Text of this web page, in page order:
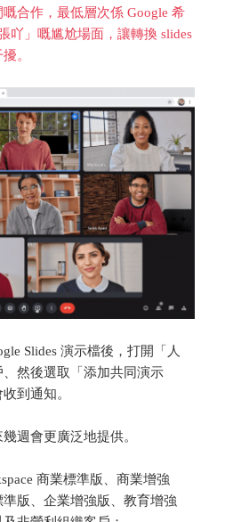
合作，最低層次係 Google 希
吖」嘅尴尬場面，讓轉換 slides
。
Slides 演示檔後，打開「人
然後選取「添加共同演示
到通知。
週會更廣泛地提供。
商業標準版、商業增強
版、企業增強版、教育增強